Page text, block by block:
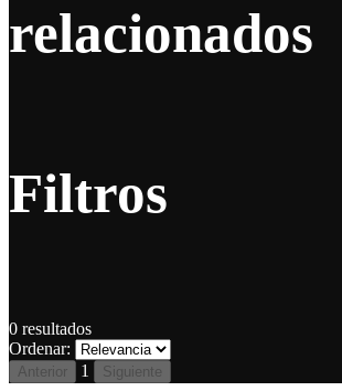
relacionados
Filtros
0 resultados
Ordenar:
Anterior 1 Siguiente